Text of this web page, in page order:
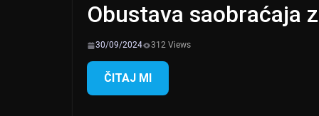
Obustava saobraćaja
30/09/2024 312 Views
ČITAJ MI